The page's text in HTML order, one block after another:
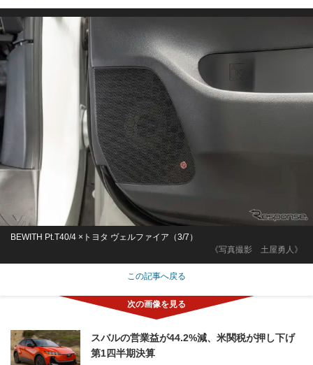
《写真撮影 土屋勇人》
BEWITH Pt.T40/4 ×トヨタ ヴェルファイア（3/7）
この記事へ戻る
スバルの営業益が44.2%減、米関税が押し下げ
第1四半期決算